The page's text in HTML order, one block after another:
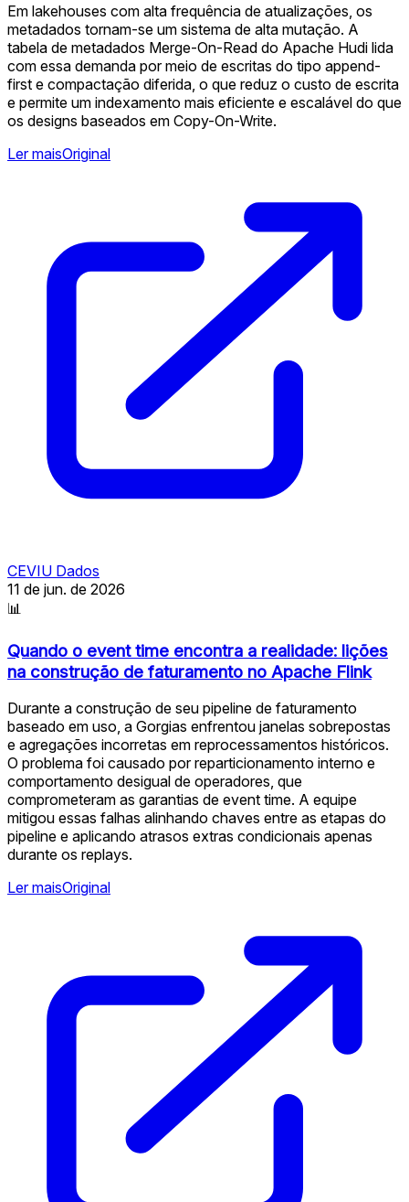
Em lakehouses com alta frequência de atualizações, os
metadados tornam-se um sistema de alta mutação. A
tabela de metadados Merge-On-Read do Apache Hudi lida
com essa demanda por meio de escritas do tipo append-
first e compactação diferida, o que reduz o custo de escrita
e permite um indexamento mais eficiente e escalável do que
os designs baseados em Copy-On-Write.
Ler maisOriginal
CEVIU Dados
11 de jun. de 2026
📊
Quando o event time encontra a realidade: lições
na construção de faturamento no Apache Flink
Durante a construção de seu pipeline de faturamento
baseado em uso, a Gorgias enfrentou janelas sobrepostas
e agregações incorretas em reprocessamentos históricos.
O problema foi causado por reparticionamento interno e
comportamento desigual de operadores, que
comprometeram as garantias de event time. A equipe
mitigou essas falhas alinhando chaves entre as etapas do
pipeline e aplicando atrasos extras condicionais apenas
durante os replays.
Ler maisOriginal